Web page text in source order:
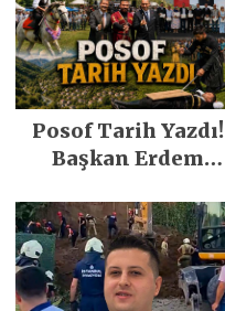
Posof Tarih Yazdı!
Başkan Erdem
Emeğiyle Son
Yılların En Büyük
Festivali
Gerçekleşti